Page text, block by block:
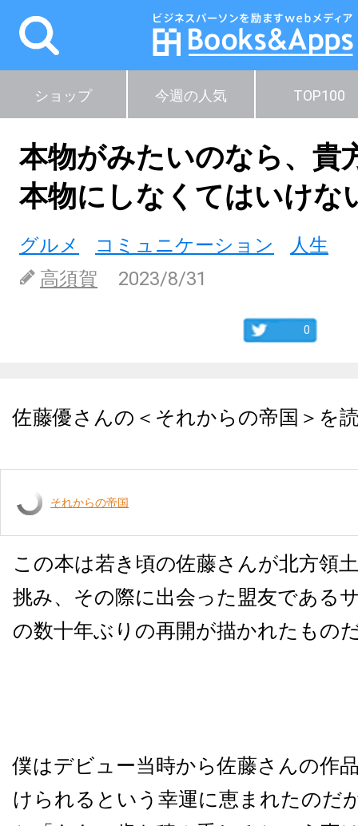
ショップ 今週の人気 TOP100
本物がみたいのなら、貴
本物にしなくてはいけな
グルメ コミュニケーション
人生
高須賀
2023/8/31
0
佐藤優さんの＜それからの帝国＞を
それからの帝国
この本は若き頃の佐藤さんが北方領
挑み、その際に出会った盟友である
の数十年ぶりの再開が描かれたもの
僕はデビュー当時から佐藤さんの作
けられるという幸運に恵まれたのだ